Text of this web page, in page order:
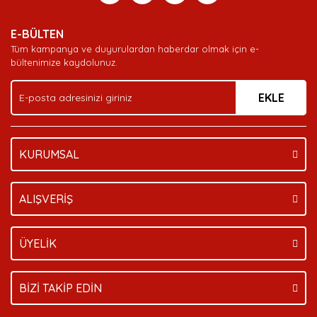
Yorum Yaz
Soru Sor
Ürün açıklamasında eksik bilgiler bulunuyor.
Ürün bilgilerinde hatalar bulunuyor.
Bu ürüne benzer farklı alternatifler olmalı.
Deneyimini Paylaş
E-BÜLTEN
Tüm kampanya ve duyurulardan haberdar olmak için e-
bültenimize kaydolunuz.
EKLE
KURUMSAL
ALIŞVERİŞ
ÜYELİK
BİZİ TAKİP EDİN